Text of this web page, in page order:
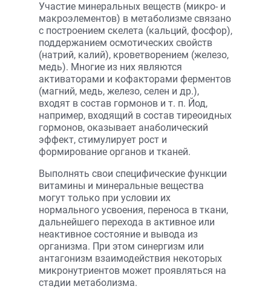
Участие минеральных веществ (микро- и
макроэлементов) в метаболизме связано
с построением скелета (кальций, фосфор),
поддержанием осмотических свойств
(натрий, калий), кроветворением (железо,
медь). Многие из них являются
активаторами и кофакторами ферментов
(магний, медь, железо, селен и др.),
входят в состав гормонов и т. п. Йод,
например, входящий в состав тиреоидных
гормонов, оказывает анаболический
эффект, стимулирует рост и
формирование органов и тканей.
Выполнять свои специфические функции
витамины и минеральные вещества
могут только при условии их
нормального усвоения, переноса в ткани,
дальнейшего перехода в активное или
неактивное состояние и вывода из
организма. При этом синергизм или
антагонизм взаимодействия некоторых
микронутриентов может проявляться на
стадии метаболизма.